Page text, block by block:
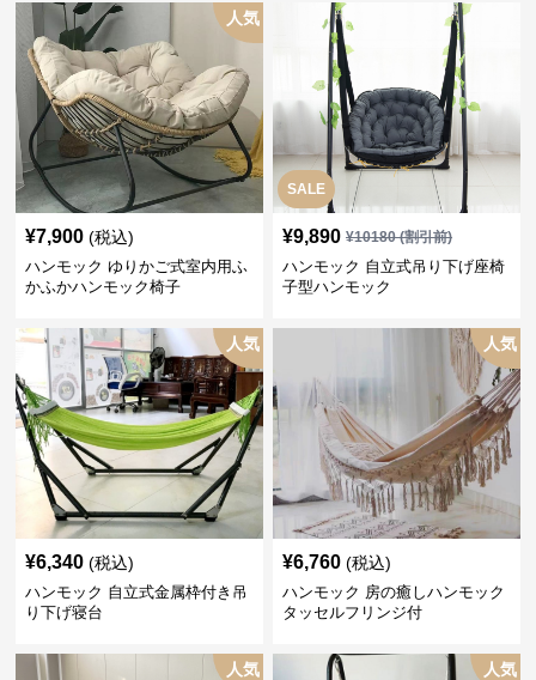
人気
¥7,900 (税込)
ハンモック ゆりかご式室内用ふ
かふかハンモック椅子
SALE
¥9,890 ¥10180(割引前)
ハンモック 自立式吊り下げ座椅
子型ハンモック
人気
¥6,340 (税込)
ハンモック 自立式金属枠付き吊
り下げ寝台
人気
¥6,760 (税込)
ハンモック 房の癒しハンモック
タッセルフリンジ付
人気 人気